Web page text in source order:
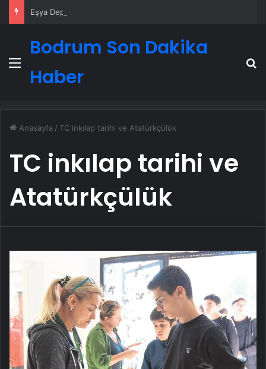
Eşya Depolama Rehberi
Menü
Bodrum Son Dakika
Haber
Anasayfa / TC inkılap tarihi ve Atatürkçülük
TC inkılap tarihi ve
Atatürkçülük